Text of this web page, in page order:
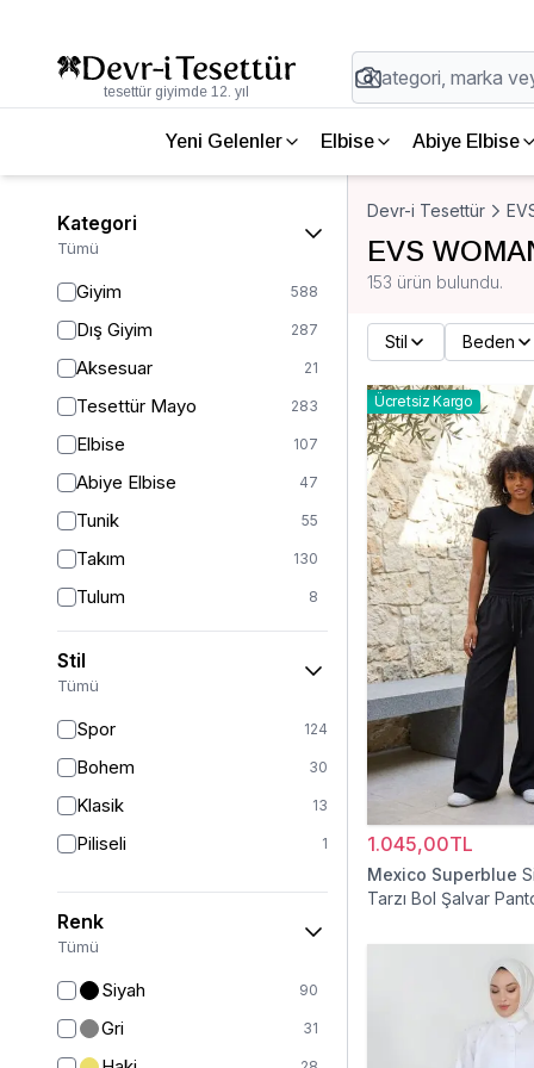
tesettür giyimde 12. yıl
Yeni Gelenler Elbise Abiye Elbise
Kategori
Tümü
Giyim 588
Dış Giyim 287
Aksesuar 21
Tesettür Mayo 283
Elbise 107
Abiye Elbise 47
Tunik 55
Takım 130
Tulum 8
Pantolon 153
Etek 19
Ferace 126
Kap & Pardesü
Trençkot
Hırka
Stil
Tümü
Spor 124
Bohem 30
Klasik 13
Piliseli 1
Renk
Tümü
Siyah 90
Gri 31
Devr-i Tesettür
EVS
153 ürün bulundu.
Stil Beden
Ücretsiz Kargo
1.045,00TL
Mexico Superblue
Tarzı Bol Şalvar